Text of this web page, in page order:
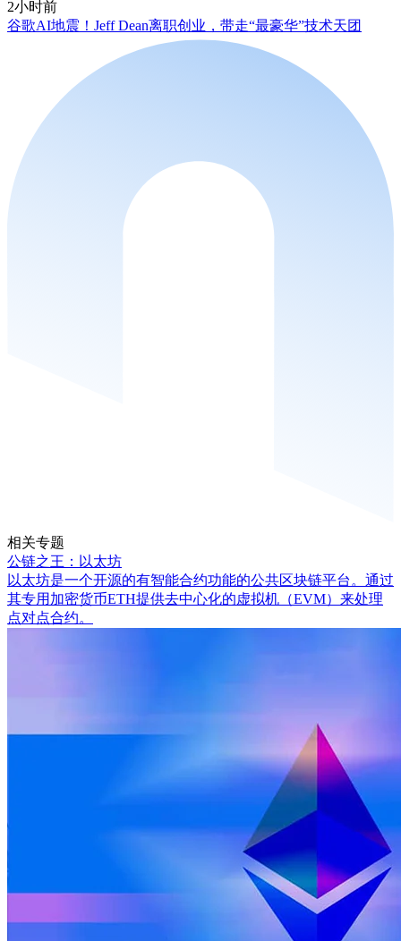
2小时前
谷歌AI地震！Jeff Dean离职创业，带走“最豪华”技术天团
相关专题
公链之王：以太坊
以太坊是一个开源的有智能合约功能的公共区块链平台。通过
其专用加密货币ETH提供去中心化的虚拟机（EVM）来处理
点对点合约。